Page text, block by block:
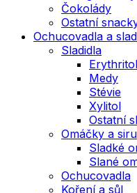
Čokolády
Ostatní
Ochucovadla a
Sladidla
Erythritol
Medy
Stévie
Xylitol
Ostatní
Omáčky a
Sladké
Slané
Ochucovadla
Koření a sůl